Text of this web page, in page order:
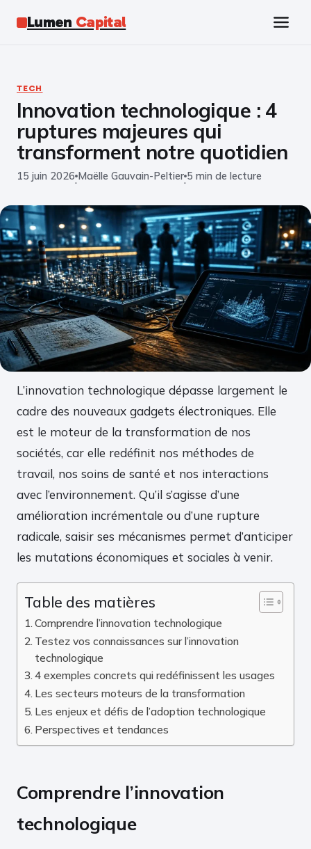
Lumen Capital
Business
Finance
Marketing
Éducation
Emploi
TECH
Innovation technologique : 4
ruptures majeures qui
transforment notre quotidien
15 juin 2026
·
Maëlle Gauvain-Peltier
·
5 min de lecture
L’innovation technologique dépasse largement le
cadre des nouveaux gadgets électroniques. Elle
est le moteur de la transformation de nos
sociétés, car elle redéfinit nos méthodes de
travail, nos soins de santé et nos interactions
avec l’environnement. Qu’il s’agisse d’une
amélioration incrémentale ou d’une rupture
radicale, saisir ses mécanismes permet d’anticiper
les mutations économiques et sociales à venir.
Table des matières
Comprendre l’innovation technologique
Testez vos connaissances sur l’innovation
technologique
4 exemples concrets qui redéfinissent les usages
Les secteurs moteurs de la transformation
Les enjeux et défis de l’adoption technologique
Perspectives et tendances
Comprendre l’innovation
technologique